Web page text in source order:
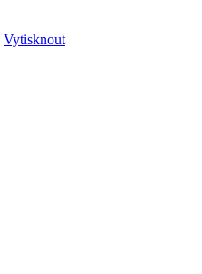
Vytisknout